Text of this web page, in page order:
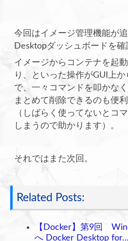
今回はイメージ管理機能が
Desktopダッシュボードを確
イメージからコンテナを起
り、といった操作がGUI上
で、一々コマンドを叩かな
まとめて削除できるのも便
（しばらく使ってないとコ
しまうので助かります）。
それではまた次回。
Related Posts:
【Docker】第9回
へ Docker Desktop for…